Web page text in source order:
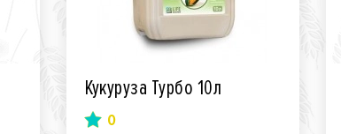
Кукуруза Турбо 10л
0